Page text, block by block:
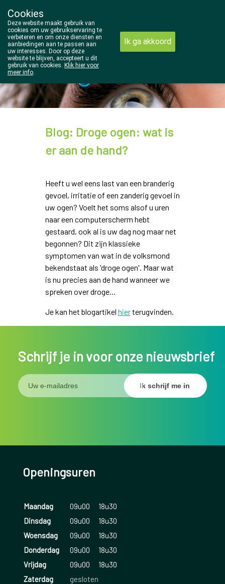
014/810298
Vandaag
Blog: Droge ogen: wat is
er aan de hand?
Heeft u wel eens last van een branderig
gevoel, irritatie of een zanderig gevoel in
uw ogen? Voelt het soms alsof u uren
naar een computerscherm hebt
gestaard, ook al is uw dag nog maar net
begonnen? Dit zijn klassieke
symptomen van wat in de volksmond
bekendstaat als 'droge ogen'. Maar wat
is nu precies aan de hand wanneer we
spreken over droge...
Je kan het blogartikel hierterugvinden.
Schrijf je in voor onze nieuwsbrief
Openingsuren
Maandag 09u00
18u30
Dinsdag
09u00
18u30
Woensdag
09u00
18u30
Donderdag
09u00
18u30
Vrijdag
09u00
18u30
Zaterdag
gesloten
Cookies
Deze website maakt gebruik van
cookies om uw gebruikservaring te
verbeteren en om onze diensten en
aanbiedingen aan te passen aan
uw interesses. Door op deze
website te blijven, accepteert u dit
gebruik van cookies. Klik hier voor
meer info.
Ik ga akkoord